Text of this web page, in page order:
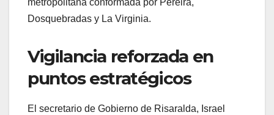
metropolitana conformada por Pereira,
Dosquebradas y La Virginia.
Vigilancia reforzada en
puntos estratégicos
El secretario de Gobierno de Risaralda, Israel